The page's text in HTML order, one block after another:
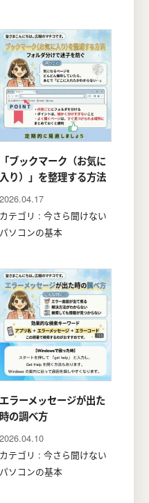
「ブックマーク（お気に
入り）」を整理する方法
2026.04.17
カテゴリ : 今さら聞けない
パソコンの基本
エラーメッセージが出た
時の調べ方
2026.04.10
カテゴリ : 今さら聞けない
パソコンの基本